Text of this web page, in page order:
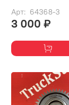
Арт: 64368-3
3 000 ₽